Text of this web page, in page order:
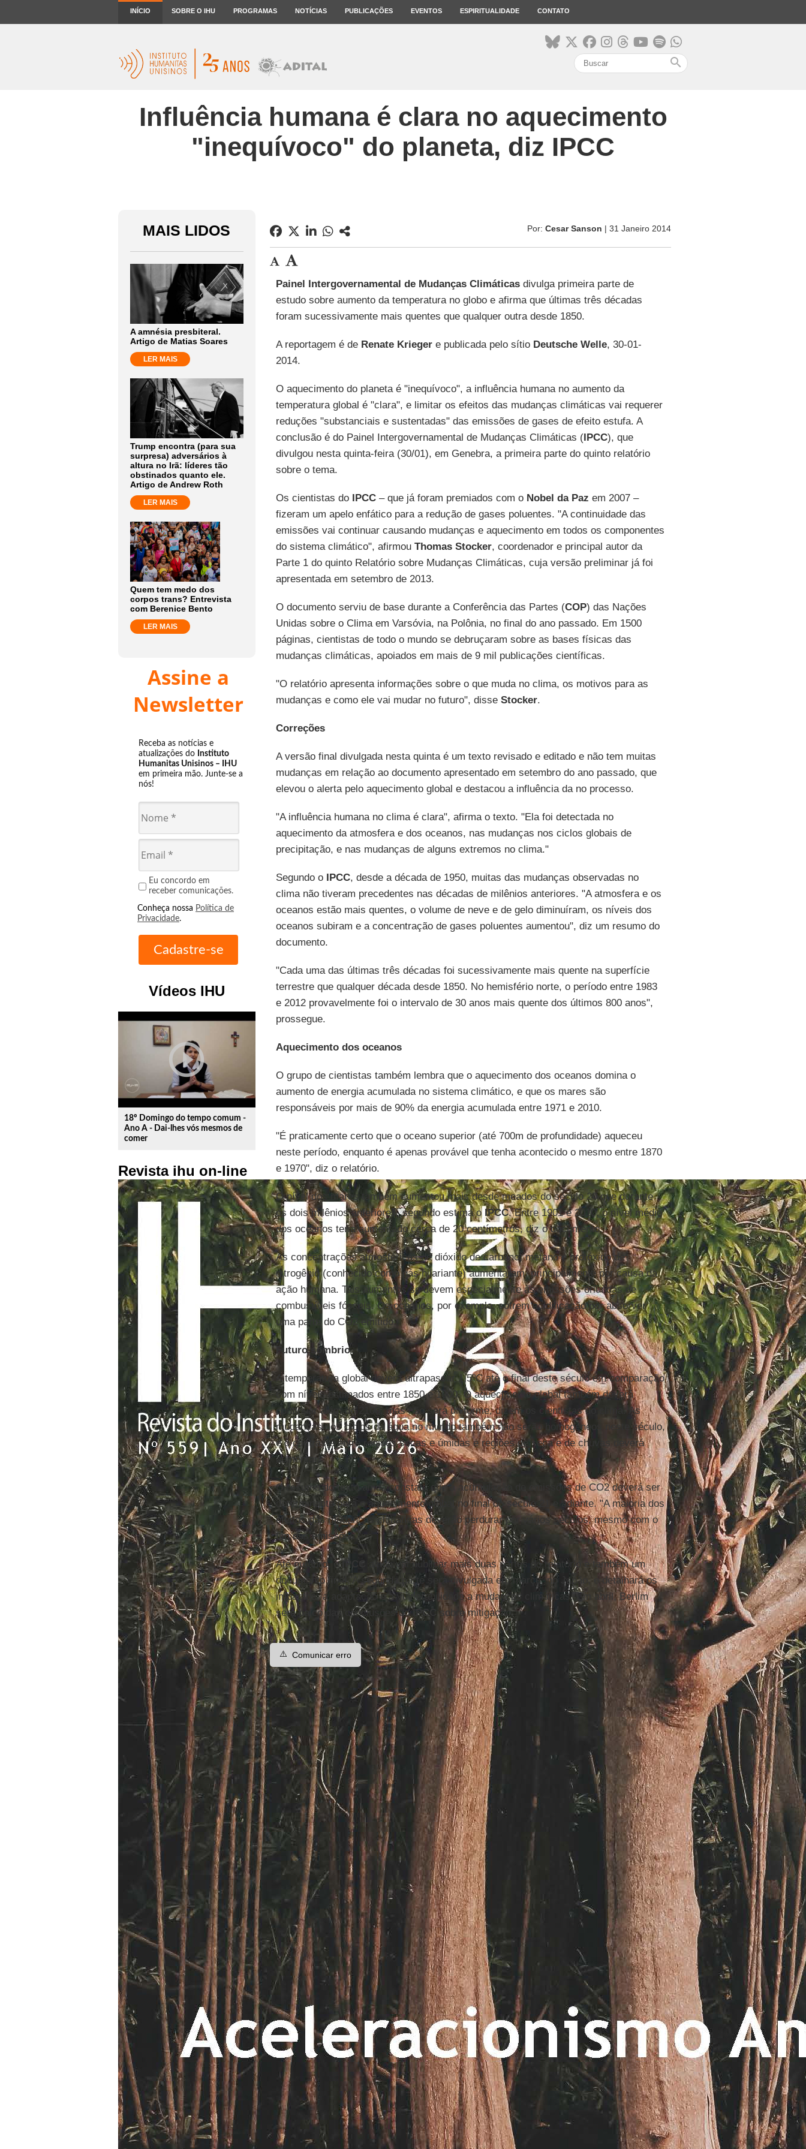
INÍCIO SOBRE O IHU PROGRAMAS NOTÍCIAS PUBLICAÇÕES EVENTOS ESPIRITUALIDADE CONTATO
search
Influência humana é clara no aquecimento
"inequívoco" do planeta, diz IPCC
MAIS LIDOS
A amnésia presbiteral.
Artigo de Matias Soares
LER MAIS
Trump encontra (para sua
surpresa) adversários à
altura no Irã: líderes tão
obstinados quanto ele.
Artigo de Andrew Roth
LER MAIS
Quem tem medo dos
corpos trans? Entrevista
com Berenice Bento
LER MAIS
Assine a
Newsletter
Receba as notícias e
atualizações do Instituto
Humanitas Unisinos – IHU
em primeira mão. Junte-se a
nós!
Eu concordo em
receber comunicações.
Conheça nossa Política de
Privacidade.
Vídeos IHU
play_circle_outline
18º Domingo do tempo comum -
Ano A - Dai-lhes vós mesmos de
comer
Revista ihu on-line
Por: Cesar Sanson | 31 Janeiro 2014
Painel Intergovernamental de Mudanças Climáticasdivulga primeira parte de
estudo sobre aumento da temperatura no globo e afirma que últimas três décadas
foram sucessivamente mais quentes que qualquer outra desde 1850.
A reportagem é de Renate Kriegere publicada pelo sítioDeutsche Welle, 30-01-
2014.
O aquecimento do planeta é "inequívoco", a influência humana no aumento da
temperatura global é "clara", e limitar os efeitos das mudanças climáticas vai requerer
reduções "substanciais e sustentadas" das emissões de gases de efeito estufa. A
conclusão é do Painel Intergovernamental de Mudanças Climáticas (IPCC), que
divulgou nesta quinta-feira (30/01), em Genebra, a primeira parte do quinto relatório
sobre o tema.
Os cientistas do IPCC– que já foram premiados com o Nobel da Paz em 2007 –
fizeram um apelo enfático para a redução de gases poluentes. "A continuidade das
emissões vai continuar causando mudanças e aquecimento em todos os componentes
do sistema climático", afirmou Thomas Stocker, coordenador e principal autor da
Parte 1 do quinto Relatório sobre Mudanças Climáticas, cuja versão preliminar já foi
apresentada em setembro de 2013.
O documento serviu de base durante a Conferência das Partes (COP) das Nações
Unidas sobre o Clima em Varsóvia, na Polônia, no final do ano passado. Em 1500
páginas, cientistas de todo o mundo se debruçaram sobre as bases físicas das
mudanças climáticas, apoiados em mais de 9 mil publicações científicas.
"O relatório apresenta informações sobre o que muda no clima, os motivos para as
mudanças e como ele vai mudar no futuro", disse Stocker.
Correções
A versão final divulgada nesta quinta é um texto revisado e editado e não tem muitas
mudanças em relação ao documento apresentado em setembro do ano passado, que
elevou o alerta pelo aquecimento global e destacou a influência da no processo.
"A influência humana no clima é clara", afirma o texto. "Ela foi detectada no
aquecimento da atmosfera e dos oceanos, nas mudanças nos ciclos globais de
precipitação, e nas mudanças de alguns extremos no clima."
Segundo o IPCC, desde a década de 1950, muitas das mudanças observadas no
clima não tiveram precedentes nas décadas de milênios anteriores. "A atmosfera e os
oceanos estão mais quentes, o volume de neve e de gelo diminuíram, os níveis dos
oceanos subiram e a concentração de gases poluentes aumentou", diz um resumo do
documento.
"Cada uma das últimas três décadas foi sucessivamente mais quente na superfície
terrestre que qualquer década desde 1850. No hemisfério norte, o período entre 1983
e 2012 provavelmente foi o intervalo de 30 anos mais quente dos últimos 800 anos",
prossegue.
Aquecimento dos oceanos
O grupo de cientistas também lembra que o aquecimento dos oceanos domina o
aumento de energia acumulada no sistema climático, e que os mares são
responsáveis por mais de 90% da energia acumulada entre 1971 e 2010.
"É praticamente certo que o oceano superior (até 700m de profundidade) aqueceu
neste período, enquanto é apenas provável que tenha acontecido o mesmo entre 1870
e 1970", diz o relatório.
O nível dos mares também aumentou mais desde meados do século 20 que durante
os dois milênios anteriores, segundo estima o IPCC. Entre 1901 e 2010, o nível médio
dos oceanos teria aumentado cerca de 20 centímetros, diz o documento.
As concentrações atmosféricas de dióxido de carbono, metano e protóxido de
nitrogênio (conhecido como gás hilariante) aumentaram, principalmente por causa da
ação humana. Tais aumentos se devem especialmente às emissões oriundas de
combustíveis fósseis. Os oceanos, por exemplo, sofrem acidificação por absorver
uma parte do CO2 emitido.
Futuro sombrio
A temperatura global deverá ultrapassar 1,5ºC até o final deste século em comparação
com níveis estimados entre 1850 e 1900. O aquecimento global também deverá
continuar além de 2100, mas não será uniforme, dizem os cientistas do clima. As
mudanças nos ciclos da água no mundo também não serão homogêneos neste século,
e o contraste entre regiões secas e úmidas e regiões de seca e de chuvas deverá
aumentar.
O resumo do texto ainda constata que a acumulação de emissões de CO2 deverá ser
determinante para o aquecimento global no final do século 21 e adiante. "A maioria dos
efeitos das mudanças climáticas deverão perdurar por vários séculos, mesmo com o
fim das emissões."
Até outubro, oIPCC
ainda vai publicar mais duas partes do relatório e também um
documento final. A segunda parte será divulgada em março, no Japão, e detalhará os
impactos, a adaptação e a vulnerabilidade a mudanças climáticas. Em abril, Berlim
será palco das conclusões doIPCC sobre mitigação.
⚠️ Comunicar erro